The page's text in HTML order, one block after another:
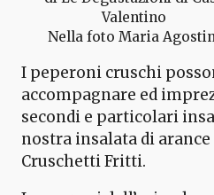
Valentino
Nella foto Maria
I peperoni cruschi
accompagnare ed
secondi e particolari
nostra insalata di
Cruschetti Fritti.